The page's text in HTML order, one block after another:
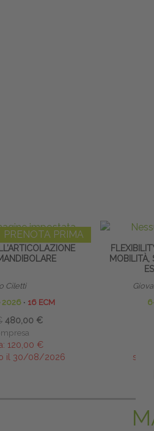
PRENOTA PRIMA
Ciletti
2026 ∙ 16 ECM
480,00 €
120,00 €
il 30/08/2026
MOBILITÀ,